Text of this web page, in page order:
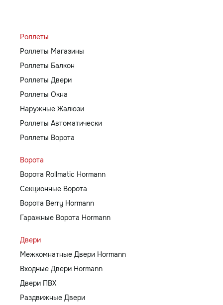
Роллеты
Роллеты Магазины
Роллеты Балкон
Роллеты Двери
Роллеты Окна
Наружные Жалюзи
Роллеты Автоматически
Роллеты Ворота
Ворота
Ворота Rollmatic Hormann
Секционные Ворота
Ворота Berry Hormann
Гаражные Ворота Hormann
Двери
Межкомнатные Двери Hormann
Входные Двери Hormann
Двери ПВХ
Раздвижные Двери